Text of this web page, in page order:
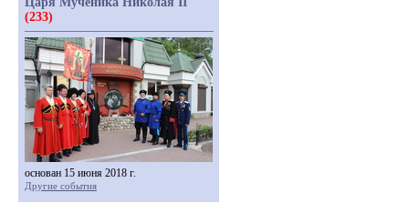
(233)
основан 15 июня 2018 г.
Другие события